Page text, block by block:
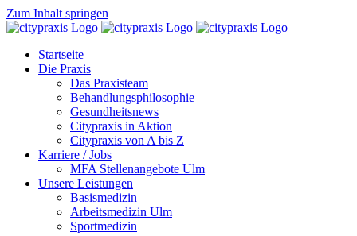
Zum Inhalt springen
Startseite
Die Praxis
Das Praxisteam
Behandlungsphilosophie
Gesundheitsnews
Citypraxis in Aktion
Citypraxis von A bis Z
Karriere / Jobs
MFA Stellenangebote Ulm
Unsere Leistungen
Basismedizin
Arbeitsmedizin Ulm
Sportmedizin